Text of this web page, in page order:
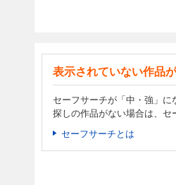
表示されていない作品
セーフサーチが「中・強」
探しの作品がない場合は、セ
セーフサーチとは